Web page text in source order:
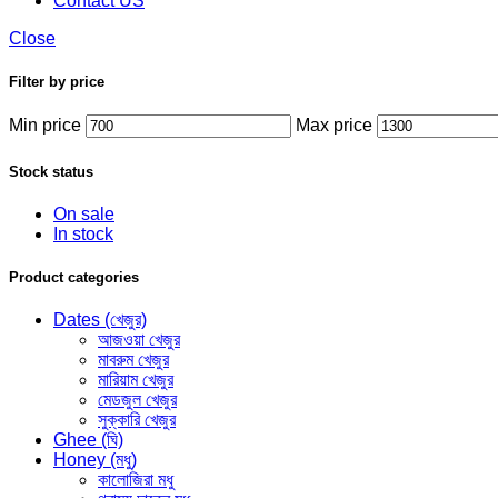
Close
Filter by price
Min price Max price
Stock status
On sale
In stock
Product categories
Dates (খেজুর)
আজওয়া খেজুর
মাবরুম খেজুর
মারিয়াম খেজুর
মেডজুল খেজুর
সুক্কারি খেজুর
Ghee (ঘি)
Honey (মধু)
কালোজিরা মধু